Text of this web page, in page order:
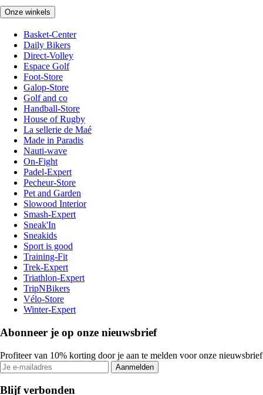
Onze winkels
Basket-Center
Daily Bikers
Direct-Volley
Espace Golf
Foot-Store
Galop-Store
Golf and co
Handball-Store
House of Rugby
La sellerie de Maé
Made in Paradis
Nauti-wave
On-Fight
Padel-Expert
Pecheur-Store
Pet and Garden
Slowood Interior
Smash-Expert
Sneak'In
Sneakids
Sport is good
Training-Fit
Trek-Expert
Triathlon-Expert
TripNBikers
Vélo-Store
Winter-Expert
Abonneer je op onze nieuwsbrief
Profiteer van 10% korting door je aan te melden voor onze nieuwsbrief
Aanmelden
Blijf verbonden